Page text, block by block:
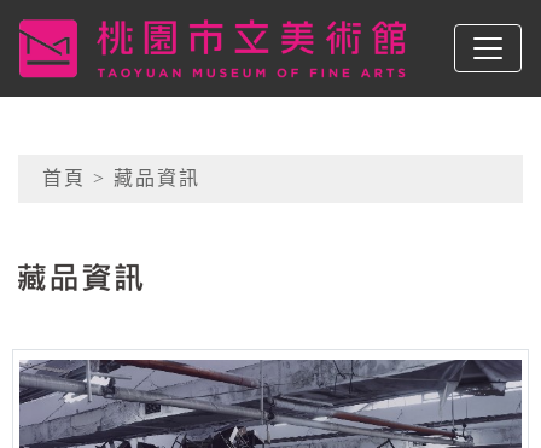
桃園市立美術館
網頁導覽
首頁 > 藏品資訊